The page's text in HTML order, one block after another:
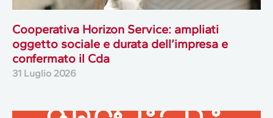
Cooperativa Horizon Service: ampliati
oggetto sociale e durata dell’impresa e
confermato il Cda
31 Luglio 2026